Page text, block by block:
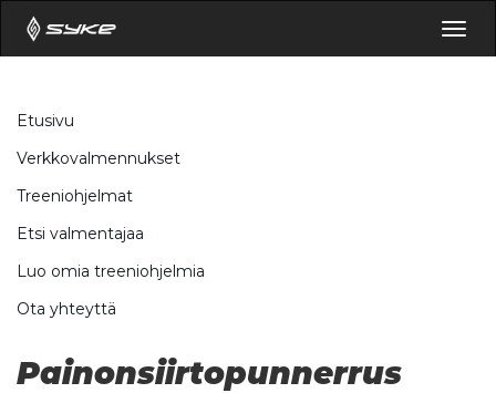
Etusivu
Verkkovalmennukset
Treeniohjelmat
Etsi valmentajaa
Luo omia treeniohjelmia
Ota yhteyttä
Painonsiirtopunnerrus